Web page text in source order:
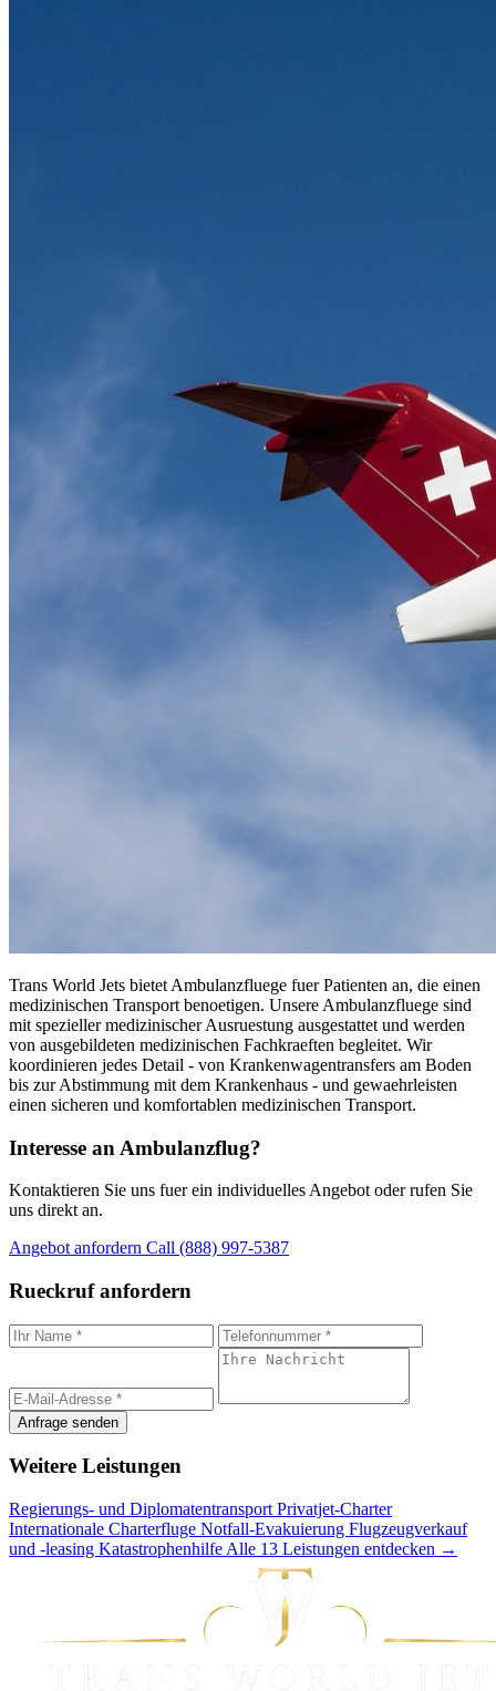
Trans World Jets bietet Ambulanzfluege fuer Patienten an, die einen
medizinischen Transport benoetigen. Unsere Ambulanzfluege sind
mit spezieller medizinischer Ausruestung ausgestattet und werden
von ausgebildeten medizinischen Fachkraeften begleitet. Wir
koordinieren jedes Detail - von Krankenwagentransfers am Boden
bis zur Abstimmung mit dem Krankenhaus - und gewaehrleisten
einen sicheren und komfortablen medizinischen Transport.
Interesse an Ambulanzflug?
Kontaktieren Sie uns fuer ein individuelles Angebot oder rufen Sie
uns direkt an.
Angebot anfordern Call (888) 997-5387
Rueckruf anfordern
Anfrage senden
Weitere Leistungen
Regierungs- und Diplomatentransport Privatjet-Charter
Internationale Charterfluge Notfall-Evakuierung Flugzeugverkauf
und -leasing Katastrophenhilfe Alle 13 Leistungen entdecken →